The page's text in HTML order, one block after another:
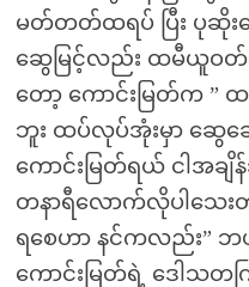
မတ်တတ်ထရပ် ပြီး ပု
ဆွေမြင့်လည်း ထမီယူဝ
တော့ ကောင်းမြတ်က ” ထ
ဘူး ထပ်လုပ်အုံးမှာ ဆွေဆွေ
ကောင်းမြတ်ရယ် ငါအချိ
တနာရီလောက်လိုပါသေး
ရစေဟာ နင်ကလည်း” ဘ
ကောင်းမြတ်ရဲ့ ဒေါသတက